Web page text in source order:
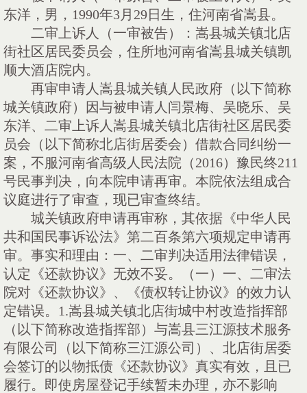
东洋，男， 1990年3月29日生，住河南省嵩县。
二审上诉人（一审被告）：嵩县城关镇北店
街社区居民委员会，住所地河南省嵩县城关镇凯
顺大酒店院内。
再审申请人嵩县城关镇人民政府（以下简称
城关镇政府）因与被申请人闫景梅、吴晓乐、吴
东洋、二审上诉人嵩县城关镇北店街社区居民委
员会（以下简称北店街居委会）借款合同纠纷一
案，不服河南省高级人民法院（2016）豫民终211
号民事判决，向本院申请再审。本院依法组成合
议庭进行了审查，现已审查终结。
城关镇政府申请再审称，其依据《中华人民
共和国民事诉讼法》第二百条第六项规定申请再
审。事实和理由：一、二审判决适用法律错误，
认定《还款协议》无效不妥。（一）一、二审法
院对《还款协议》、《债权转让协议》的效力认
定错误。
1.嵩县城关镇北店街城中村改造指挥部
（以下简称改造指挥部）与嵩县三江源技术服务
有限公司（以下简称三江源公司）、北店街居委
会签订的以物抵债《还款协议》真实有效，且已
履行。即使房屋登记手续暂未办理，亦不影响